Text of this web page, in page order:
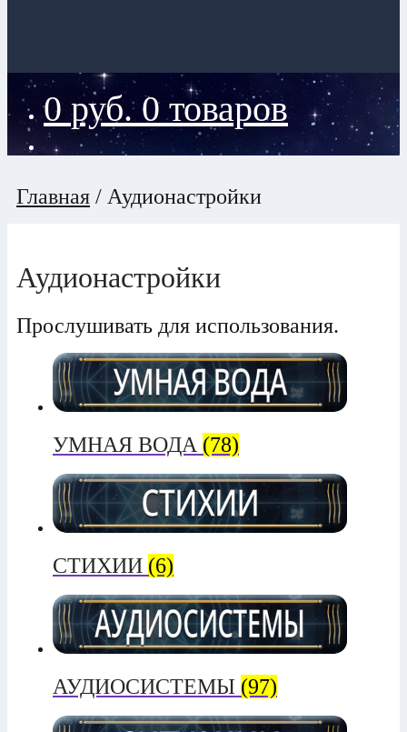
0 руб. 0 товаров
Главная / Аудионастройки
Аудионастройки
Прослушивать для использования.
УМНАЯ ВОДА (78)
СТИХИИ (6)
АУДИОСИСТЕМЫ (97)